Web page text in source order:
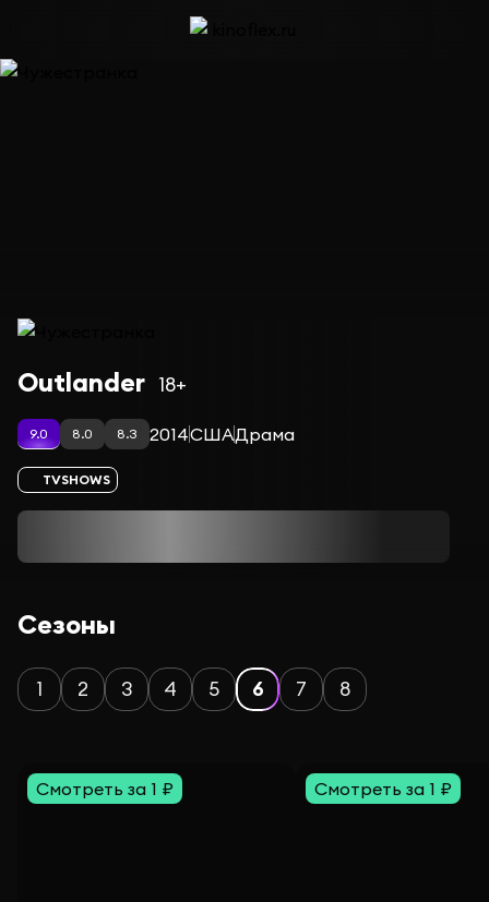
Сериал Чужестранка — сезон 6
Outlander 18+
9.0 8.0 8.3 2014СШАДрама
TVSHOWS
Сезоны
1 2 3 4 5 6 7 8
Смотреть за 1 ₽ Смотреть за 1 ₽